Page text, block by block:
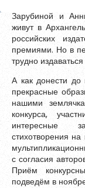
Зарубиной и
живут в
российских
премиями. Но в
трудно
А как донести до
прекрасные
нашими
конкурса,
интересные
стихотворения
с согласия
Приём
подведём в
Ещё
Фотоальбом
Восстановить